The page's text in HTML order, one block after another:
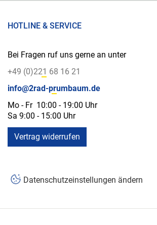
HOTLINE & SERVICE
Bei Fragen ruf uns gerne an unter
+49 (0)221 68 16 21
info@2rad-prumbaum.de
Mo - Fr 10:00 - 19:00 Uhr
Sa 9:00 - 15:00 Uhr
Vertrag widerrufen
Datenschutzeinstellungen ändern